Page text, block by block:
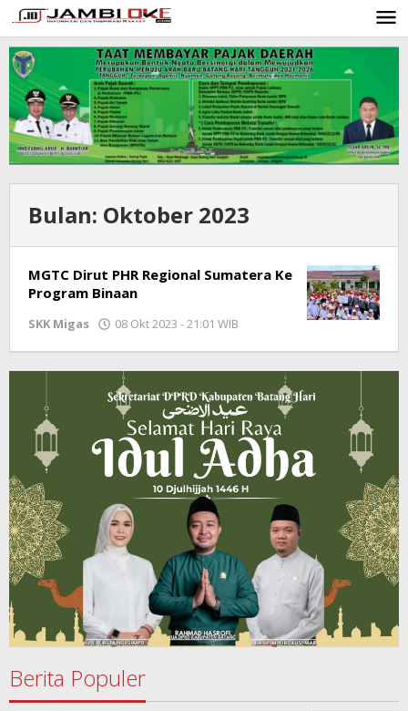
Lewati
ke
konten
Bulan: Oktober 2023
MGTC Dirut PHR Regional Sumatera Ke
Program Binaan
SKK Migas 08 Okt 2023 - 21:01 WIB
Berita Populer